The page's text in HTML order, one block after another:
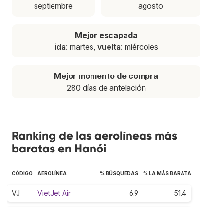
septiembre
agosto
Mejor escapada
ida: martes, vuelta: miércoles
Mejor momento de compra
280 días de antelación
Ranking de las aerolíneas más
baratas en Hanói
CÓDIGO AEROLÍNEA % BÚSQUEDAS % LA MÁS BARATA
VJ VietJet Air 6.9 51.4